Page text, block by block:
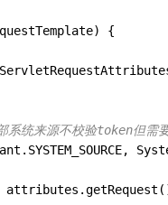
{
统来源不校验token但需